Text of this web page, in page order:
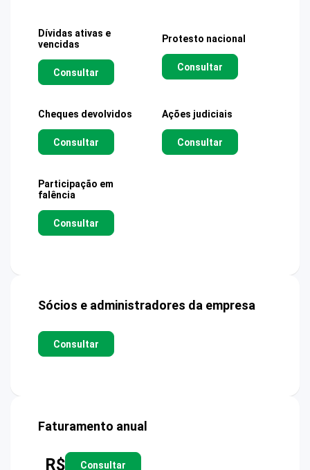
Dívidas ativas e
vencidas
Consultar
Protesto nacional
Consultar
Cheques devolvidos
Consultar
Ações judiciais
Consultar
Participação em
falência
Consultar
Sócios e administradores da empresa
Consultar
Faturamento anual
R$ Consultar